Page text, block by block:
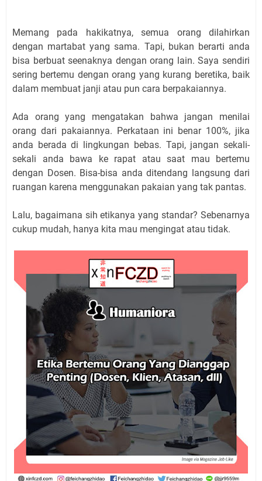
Memang pada hakikatnya, semua orang dilahirkan
dengan martabat yang sama. Tapi, bukan berarti anda
bisa berbuat seenaknya dengan orang lain. Saya sendiri
sering bertemu dengan orang yang kurang beretika, baik
dalam membuat janji atau pun cara berpakaiannya.
Ada orang yang mengatakan bahwa jangan menilai
orang dari pakaiannya. Perkataan ini benar 100%, jika
anda berada di lingkungan bebas. Tapi, jangan sekali-
sekali anda bawa ke rapat atau saat mau bertemu
dengan Dosen. Bisa-bisa anda ditendang langsung dari
ruangan karena menggunakan pakaian yang tak pantas.
Lalu, bagaimana sih etikanya yang standar? Sebenarnya
cukup mudah, hanya kita mau mengingat atau tidak.